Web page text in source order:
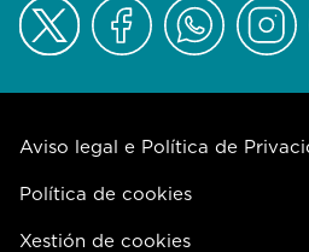
Aviso legal e Política de
Política de cookies
Xestión de cookies